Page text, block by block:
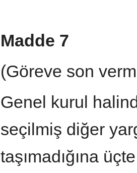
Madde 7
(Göreve son
Genel kurul
seçilmiş diğer
taşımadığına